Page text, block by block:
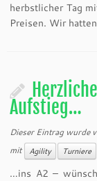
herbstlicher Tag
Preisen. Wir
Aufstieg…
Dieser Eintrag wurde
mit
Agility Turniere
…ins A2 –